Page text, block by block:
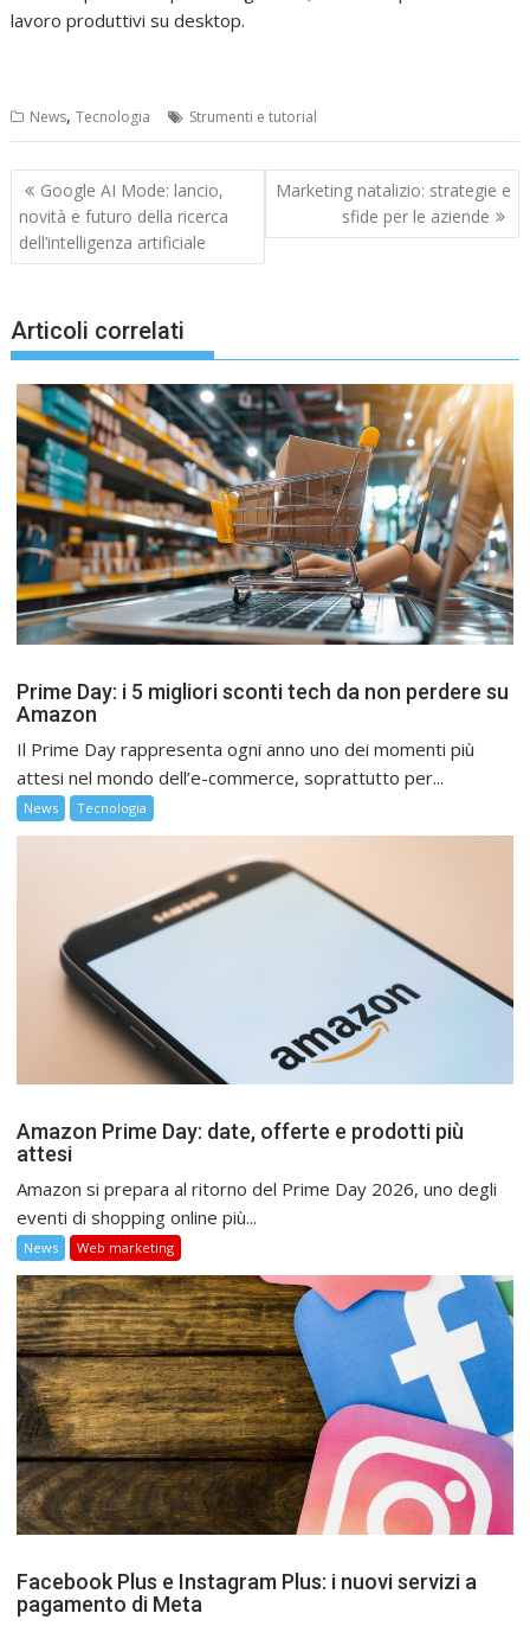
lavoro produttivi su desktop.
News,Tecnologia Strumenti e tutorial
Navigazione
articoli
Google AI Mode: lancio,
novità e futuro della ricerca
dell’intelligenza artificiale
Marketing natalizio: strategie e
sfide per le aziende
Articoli correlati
Prime Day: i 5 migliori sconti tech da non perdere su
Amazon
Il Prime Day rappresenta ogni anno uno dei momenti più
attesi nel mondo dell’e-commerce, soprattutto per...
News Tecnologia
Amazon Prime Day: date, offerte e prodotti più
attesi
Amazon si prepara al ritorno del Prime Day 2026, uno degli
eventi di shopping online più...
News Web marketing
Facebook Plus e Instagram Plus: i nuovi servizi a
pagamento di Meta